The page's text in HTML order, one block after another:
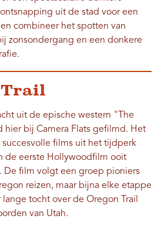
uit de stad voor een
combineer het spotten van
zonsondergang en een donkere
Trail
uit de epische western "The
hier bij Camera Flats gefilmd. Het
succesvolle films uit het tijdperk
de eerste Hollywoodfilm ooit
De film volgt een groep pioniers
reizen, maar bijna elke etappe
tocht over de Oregon Trail
van Utah.